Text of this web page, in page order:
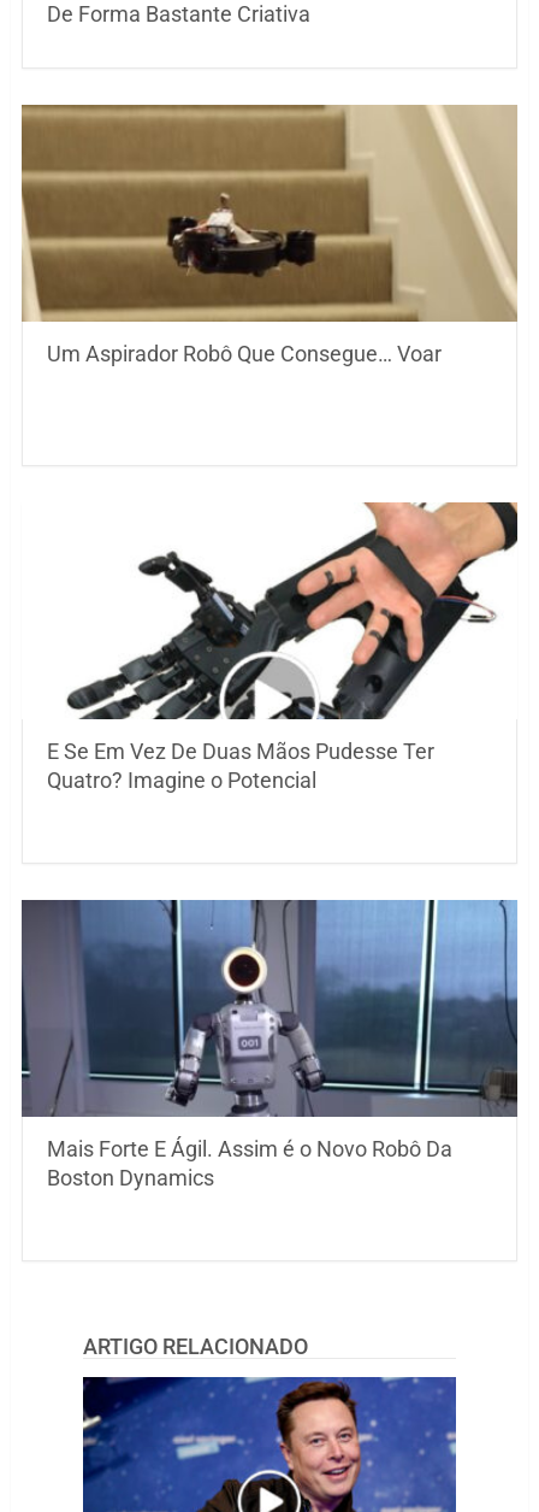
De Forma Bastante Criativa
Um Aspirador Robô Que Consegue… Voar
E Se Em Vez De Duas Mãos Pudesse Ter
Quatro? Imagine o Potencial
Mais Forte E Ágil. Assim é o Novo Robô Da
Boston Dynamics
ARTIGO RELACIONADO